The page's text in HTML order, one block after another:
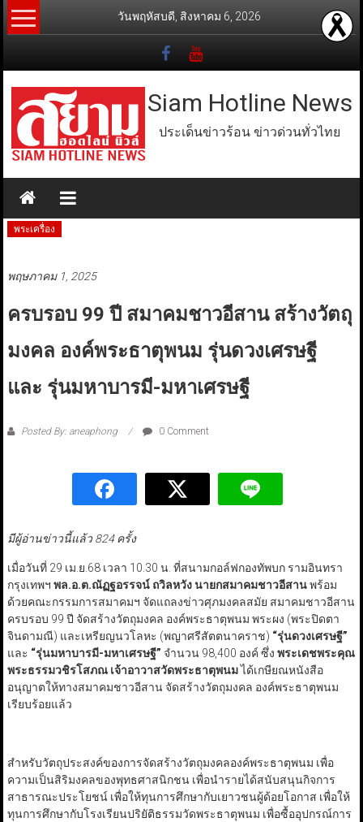
Skip
to
วันพฤหัสบดี, สิงหาคม 6, 2026
Siam Hotline News
ประเด็นข่าวร้อน ข่าวด่วนทั่วไทย
พระเครื่อง
พฤษภาคม 1, 2025
ครบรอบ 99 ปี สมาคมชาวอีสาน สร้างวัตถุ
มงคล องค์พระธาตุพนม รุ่นดวงเศรษฐี
และ รุ่นมหาบารมี-มหาเศรษฐี
Posted By: aneaphong 0 Comment
มีผู้อ่านข่าวนี้แล้ว 824 ครั้ง
เมื่อวันที่ 29 เม.ย.68 เวลา 10.30 น. ที่สนามกอล์ฟกองทัพบก รามอินทรา
กรุงเทพฯ พล.อ.ต.ณัฏฐอรรจน์ ถวิลหวัง นายกสมาคมชาวอีสานพร้อม
ด้วยคณะกรรมการสมาคมฯ จัดแถลงข่าวศุภมงคลสมัย สมาคมชาวอีสาน
ครบรอบ 99 ปี จัดสร้างวัตถุมงคล องค์พระธาตุพนม พระผง (พระปิดตา
จินดามณี) และเหรียญนวโลหะ (พญาศรีสัตตนาคราช) “รุ่นดวงเศรษฐี”
และ “รุ่นมหาบารมี-มหาเศรษฐี” จำนวน 98,400 องค์ ซึ่ง พระเดชพระคุณ
พระธรรมวชิรโสภณ เจ้าอาวาสวัดพระธาตุพนมได้เกษียณหนังสือ
อนุญาตให้ทางสมาคมชาวอีสาน จัดสร้างวัตถุมงคล องค์พระธาตุพนม
เรียบร้อยแล้ว
สำหรับวัตถุประสงค์ของการจัดสร้างวัตถุมงคลองค์พระธาตุพนม เพื่อ
ความเป็นสิริมงคลของพุทธศาสนิกชน เพื่อนำรายได้สนับสนุนกิจการ
สาธารณะประโยชน์ เพื่อให้ทุนการศึกษากับเยาวชนผู้ด้อยโอกาส เพื่อให้
ทุนการศึกษากับโรงเรียนปริยัติธรรมวัดพระธาตุพนม เพื่อซื้ออุปกรณ์การ